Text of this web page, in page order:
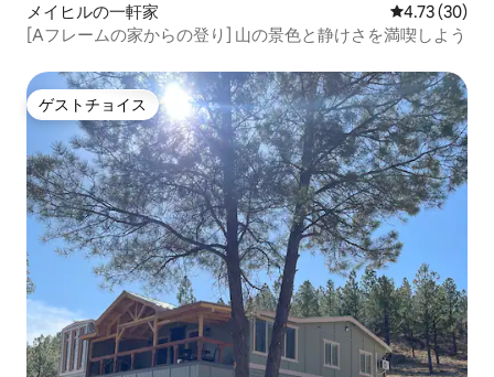
メイヒルの一軒家 レビュー30
4.73 (30)
[Aフレームの家からの登り] 山の景色と静けさを満喫しよう
ゲストチョイス
ゲストチョイス